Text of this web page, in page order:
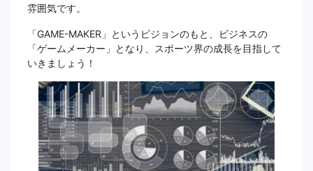
雰囲気です。
「GAME-MAKER」というビジョンのもと、ビジネスの
「ゲームメーカー」となり、スポーツ界の成長を目指して
いきましょう！